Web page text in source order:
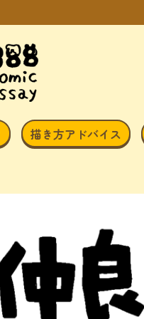
描き方アドバイス